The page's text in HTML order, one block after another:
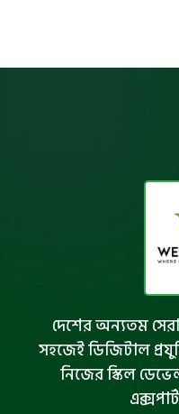
দেশের অন্যতম
সহজেই ডিজিটাল
নিজের স্কিল